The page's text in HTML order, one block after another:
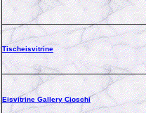
Tischeisvitrine
Eisvitrine Gallery Cioschi